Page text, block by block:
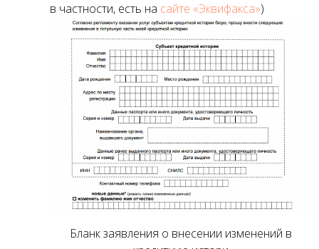
в частности, есть на сайте «Эквифакса»)
Бланк заявления о внесении изменений в